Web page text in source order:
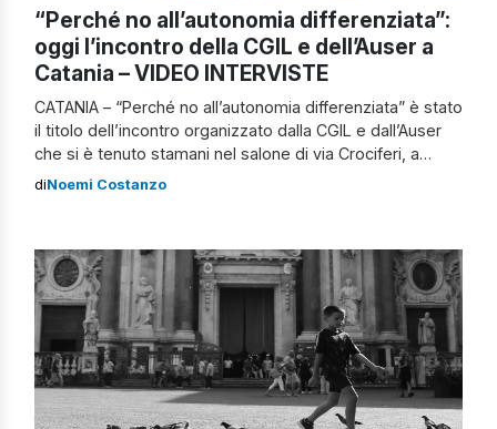
“Perché no all’autonomia differenziata”:
oggi l’incontro della CGIL e dell’Auser a
Catania – VIDEO INTERVISTE
CATANIA – “Perché no all’autonomia differenziata” è stato
il titolo dell’incontro organizzato dalla CGIL e dall’Auser
che si è tenuto stamani nel salone di via Crociferi, a
Catania. Presente Nicoletta Gatto dell’AUSER, Carmelo
docente UNICT di Economia e Giorgio Scirpa presidente
[…]
diNoemi Costanzo